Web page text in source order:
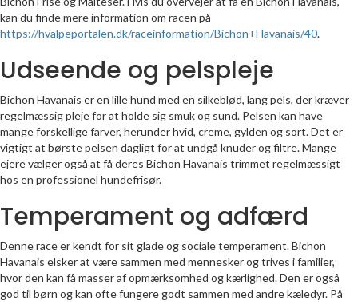
kan du finde mere information om racen på
https://hvalpeportalen.dk/raceinformation/Bichon+Havanais/40.
Udseende og pelspleje
Bichon Havanais er en lille hund med en silkeblød, lang pels, der kræver
regelmæssig pleje for at holde sig smuk og sund. Pelsen kan have
mange forskellige farver, herunder hvid, creme, gylden og sort. Det er
vigtigt at børste pelsen dagligt for at undgå knuder og filtre. Mange
ejere vælger også at få deres Bichon Havanais trimmet regelmæssigt
hos en professionel hundefrisør.
Temperament og adfærd
Denne race er kendt for sit glade og sociale temperament. Bichon
Havanais elsker at være sammen med mennesker og trives i familier,
hvor den kan få masser af opmærksomhed og kærlighed. Den er også
god til børn og kan ofte fungere godt sammen med andre kæledyr. På